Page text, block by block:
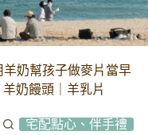
奶幫孩子做麥片當早
奶饅頭｜羊乳片
宅配點心、伴手禮